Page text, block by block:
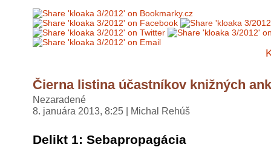
Čierna listina účastníkov knižných
Nezaradené
8. januára 2013, 8:25 | Michal Rehúš
Delikt 1: Sebapropagácia